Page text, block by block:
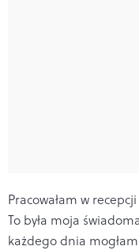
Pracowałam w
To była moja
każdego dnia